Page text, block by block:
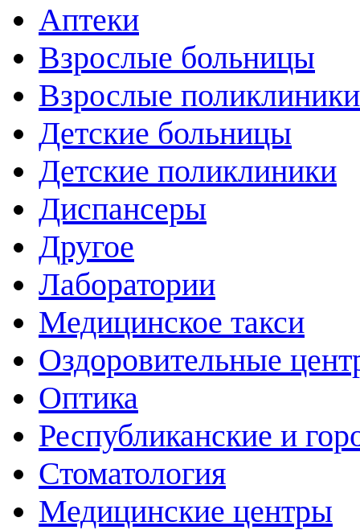
Аптеки
Взрослые больницы
Взрослые поликлиники
Детские больницы
Детские поликлиники
Диспансеры
Другое
Лаборатории
Медицинское такси
Оздоровительные
Оптика
Республиканские и
Стоматология
Медицинские центры